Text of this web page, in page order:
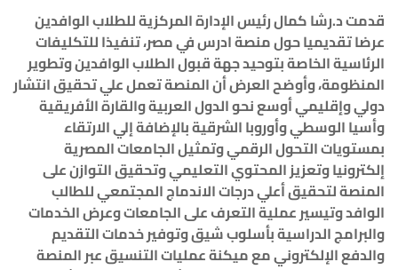
قدمت د.رشا كمال رئيس الإدارة المركزية للطلاب الوافدين
عرضا تقديميا حول منصة ادرس في مصر، تنفيذا للتكليفات
الرئاسية الخاصة بتوحيد جهة قبول الطلاب الوافدين وتطوير
المنظومة، وأوضح العرض أن المنصة تعمل علي تحقيق انتشار
دولي وإقليمي أوسع نحو الدول العربية والقارة الأفريقية
وأسيا الوسطي وأوروبا الشرقية بالإضافة إلي الارتقاء
بمستويات التحول الرقمي وتمثيل الجامعات المصرية
إلكترونيا وتعزيز المحتوي التعليمي وتحقيق التوازن على
المنصة لتحقيق أعلي درجات الاندماج المجتمعي للطالب
الوافد وتيسير عملية التعرف على الجامعات وعرض الخدمات
والبرامج الدراسية بأسلوب شيق وتوفير خدمات التقديم
والدفع الإلكتروني مع ميكنة عمليات التنسيق عبر المنصة